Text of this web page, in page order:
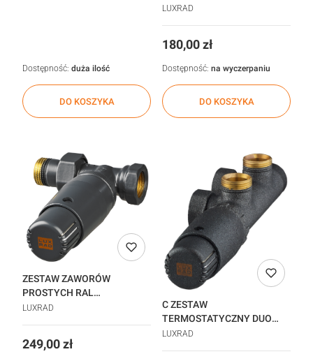
DO KOSZYKA
Dostępność: duża ilość
_84435545
LUXRAD
Cena
180,00 zł
DO KOSZYKA
Dostępność: na wyczerpaniu
ZESTAW ZAWORÓW
PROSTYCH RAL
7016_84435546
LUXRAD
Cena
249,00 zł
C ZESTAW
TERMOSTATYCZNY DUO
LEWY CZARNY MAT
LUXRAD